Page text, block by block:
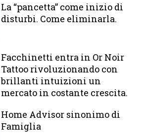
La “pancetta” come inizio di
disturbi. Come eliminarla.
Facchinetti entra in Or Noir
Tattoo rivoluzionando con
brillanti intuizioni un
mercato in costante crescita.
Home Advisor sinonimo di
Famiglia